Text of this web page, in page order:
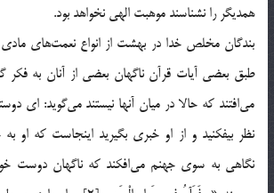
همديگر را نشناسند موهبت الهي نخواهد بود.
بندگان مخلص خدا در بهشت از انواع نعمت‌هاي مادي
طبق بعضي آيات قرآن ناگهان بعضي از آنان به فكر
مي‌افتند كه حالا در ميان آنها نيستند مي‌گويد: اي
نظر بيفكنيد و از او خبري بگيريد اينجاست كه او
نگاهي به سوي جهنم مي‌افكند كه ناگهان دوست